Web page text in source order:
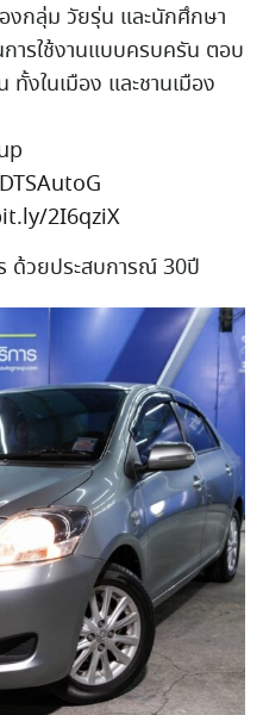
งกลุ่ม วัยรุ่น และนักศึกษา
ารใช้งานแบบครบครัน ตอบ
ทั้งในเมือง และชานเมือง
2I6qziX
ด้วยประสบการณ์ 30ปี